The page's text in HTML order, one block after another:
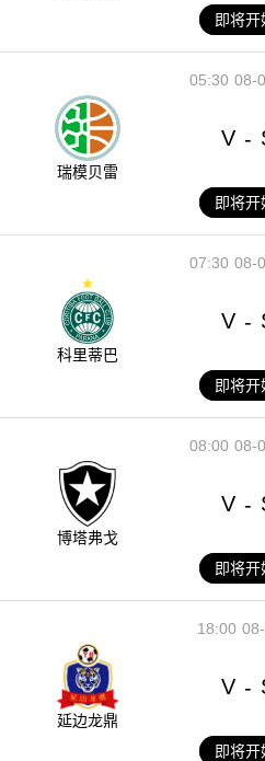
即将开
08-
05:30
瑞模贝雷
V -
即将开
08-
07:30
科里蒂巴
V -
即将开
08-
08:00
博塔弗戈
V -
即将开
18:00
延边龙鼎
V -
即将开